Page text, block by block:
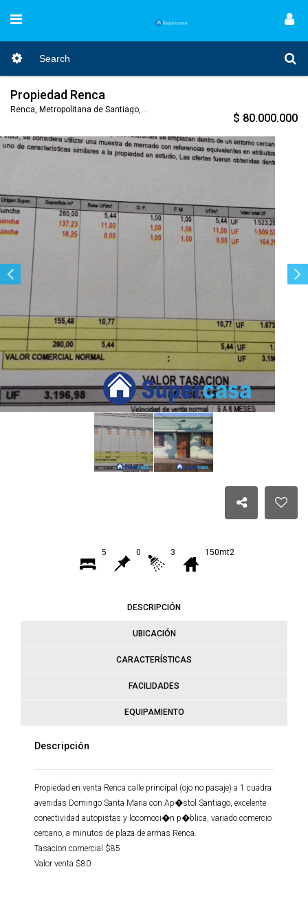
Propiedad Renca
Renca, Metropolitana de Santiago, Nro. Código 176
$ 80.000.000
5 0 3 150mt2
DESCRIPCIÓN
UBICACIÓN
CARACTERÍSTICAS
FACILIDADES
EQUIPAMIENTO
Descripción
Propiedad en venta Renca calle principal (ojo no pasaje) a 1 cuadra
avenidas Domingo Santa Maria con Ap�stol Santiago, excelente
conectividad autopistas y locomoci�n p�blica, variado comercio
cercano, a minutos de plaza de armas Renca.
Tasacion comercial $85
Valor venta $80